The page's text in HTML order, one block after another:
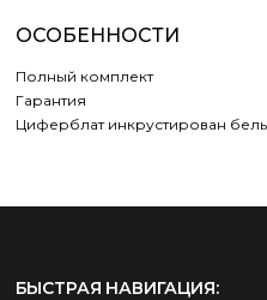
ОСОБЕННОСТИ
Полный комплект
Гарантия
Циферблат инкрустирован
БЫСТРАЯ НАВИГАЦИЯ: